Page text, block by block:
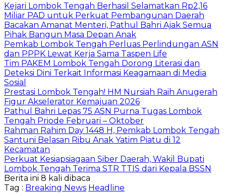
Kejari Lombok Tengah Berhasil Selamatkan Rp2,16
Miliar PAD untuk Perkuat Pembangunan Daerah
Bacakan Amanat Menteri, Pathul Bahri Ajak Semua
Pihak Bangun Masa Depan Anak
Pemkab Lombok Tengah Perluas Perlindungan ASN
dan PPPK Lewat Kerja Sama Taspen Life
Tim PAKEM Lombok Tengah Dorong Literasi dan
Deteksi Dini Terkait Informasi Keagamaan di Media
Sosial
Prestasi Lombok Tengah! HM Nursiah Raih Anugerah
Figur Akselerator Kemajuan 2026
Pathul Bahri Lepas 75 ASN Purna Tugas Lombok
Tengah Priode Februari – Oktober
Rahman Rahim Day 1448 H, Pemkab Lombok Tengah
Santuni Belasan Ribu Anak Yatim Piatu di 12
Kecamatan
Perkuat Kesiapsiagaan Siber Daerah, Wakil Bupati
Lombok Tengah Terima STR TTIS dari Kepala BSSN
Berita ini 8 kali dibaca
Tag : Breaking News Headline